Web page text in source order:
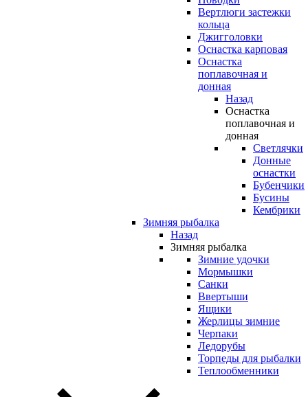
Вертлюги застежки
кольца
Джигголовки
Оснастка карповая
Оснастка
поплавочная и
донная
Назад
Оснастка
поплавочная и
донная
Светлячки
Донные
оснастки
Бубенчики
Бусины
Кембрики
Зимняя рыбалка
Назад
Зимняя рыбалка
Зимние удочки
Мормышки
Санки
Ввертыши
Ящики
Жерлицы зимние
Черпаки
Ледорубы
Торпеды для рыбалки
Теплообменники